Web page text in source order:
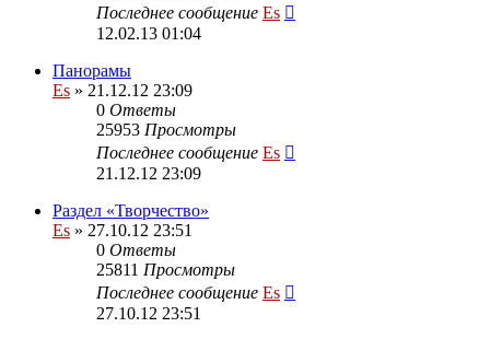
Последнее сообщение Es
12.02.13 01:04
Панорамы
Es » 21.12.12 23:09
0 Ответы
25953 Просмотры
Последнее сообщение Es
21.12.12 23:09
Раздел «Творчество»
Es » 27.10.12 23:51
0 Ответы
25811 Просмотры
Последнее сообщение Es
27.10.12 23:51